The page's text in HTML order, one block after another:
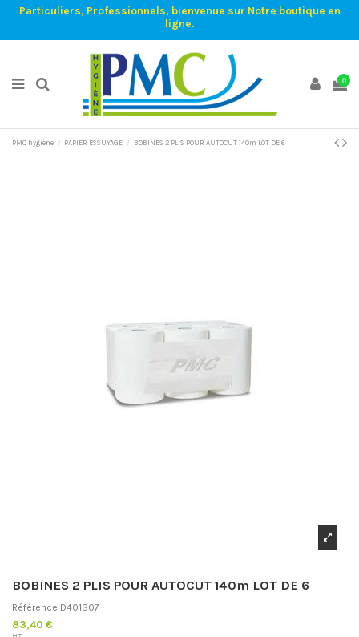
Particuliers, Professionnels, bienvenue sur Notre boutique en
ligne.
0
PMC hygiène PAPIER ESSUYAGE BOBINES 2 PLIS POUR AUTOCUT 140m LOT DE 6
BOBINES 2 PLIS POUR AUTOCUT 140m LOT DE 6
Référence D401S07
83,40 €